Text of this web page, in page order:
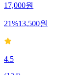
17,000원
21%13,500원
4.5